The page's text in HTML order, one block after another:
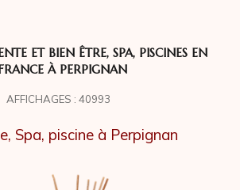
ET BIEN ÊTRE, SPA, PISCINES EN
À PERPIGNAN
AFFICHAGES : 40993
Spa, piscine à Perpignan